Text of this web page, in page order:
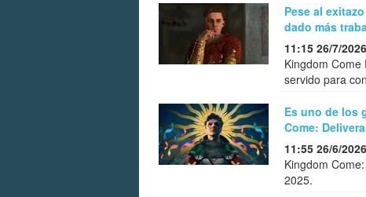
Pese al
dado más
11:15 26/7/2026
Kingdom
servido para
Es uno de los
Come:
11:55 26/6/2026
Kingdom
2025.